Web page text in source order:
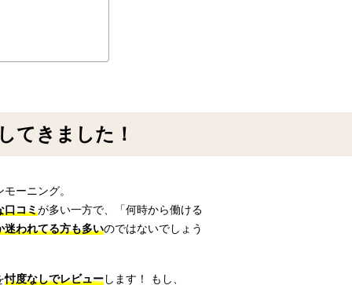
てきました！
ーニング。
口コミが多い一方で、「何時から働ける
迷われてる方も多いのではないでしょう
忖度なしでレビューします！ もし、